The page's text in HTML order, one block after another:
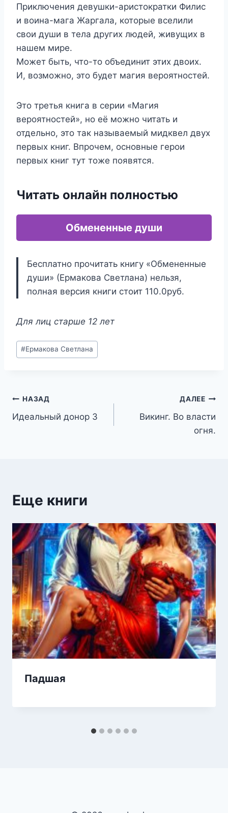
Приключения девушки-аристократки Филис
и воина-мага Жаргала, которые вселили
свои души в тела других людей, живущих в
нашем мире.
Может быть, что-то объединит этих двоих.
И, возможно, это будет магия вероятностей.
Это третья книга в серии «Магия
вероятностей», но её можно читать и
отдельно, это так называемый мидквел двух
первых книг. Впрочем, основные герои
первых книг тут тоже появятся.
Читать онлайн полностью
Обмененные души
Бесплатно прочитать книгу «Обмененные
души» (Ермакова Светлана) нельзя,
полная версия книги стоит 110.0руб.
Для лиц старше 12 лет
Метки
записи:
#Ермакова Светлана
Навигация
по
НАЗАД
Идеальный донор 3
ДАЛЕЕ
Викинг. Во власти
огня.
Еще книги
Падшая